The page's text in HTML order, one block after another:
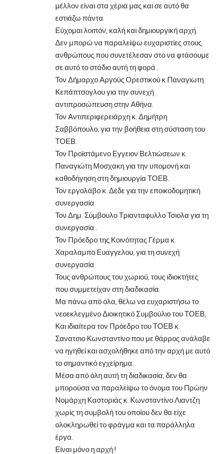
μέλλον είναι στα χέρια μας και σε αυτό θα
εστιάζω πάντα.
Εύχομαι λοιπόν, καλή και δημιουργική αρχή.
Δεν μπορώ να παραλείψω ευχαριστίες στους
ανθρώπους που συνετέλεσαν στο να φτάσουμε
σε αυτό το στάδιο αυτή τη φορά .
Τον Δήμαρχο Αργούς Ορεστικού κ.Παναγιωτη
Κεπάπτσογλου για την συνεχή
αντιπροσώπευση στην Αθήνα.
Τον Αντιπεριφερειάρχη κ. Δημήτρη
Σαββόπουλο, για την βοήθεια στη σύσταση του
ΤΟΕΒ.
Τον Προϊστάμενο Εγγειον Βελτιώσεων κ.
Παναγιώτη Μοσχακη για την υπομονή και
καθοδήγηση στη δημιουργία ΤΟΕΒ.
Τον εργολάβο κ. Δέδε για την εποικοδομητική
συνεργασία.
Τον Δημ. Σύμβουλο Τριανταφυλλο Τσιολα για τη
συνεργασία .
Τον Πρόεδρο της Κοινότητας Γέρμα κ.
Χαραλαμπο Ευαγγελου, για τη συνεχή
συνεργασία.
Τους ανθρώπους του χωριού, τους ιδιοκτήτες
που συμμετείχαν στη διαδικασία.
Μα πάνω από όλα, θέλω να ευχαριστήσω το
νεοεκλεγμένο Διοικητικό Συμβούλιο του ΤΟΕΒ,
Και ιδιαίτερα τον Πρόεδρο του ΤΟΕΒ κ.
Σανατσιο Κωνσταντίνο που με θάρρος ανάλαβε
να ηγηθεί και ασχολήθηκε από την αρχή με αυτό
το σημαντικό εγχείρημα.
Μέσα από όλη αυτή τη διαδικασία, δεν θα
μπορούσα να παραλείψω το όνομα του Πρώην
Νομάρχη Καστοριάς κ. Κωνσταντίνο Λιαντζη
χωρίς τη συμβολή του οποίου δεν θα είχε
ολοκληρωθεί το φράγμα και τα παράλληλα
έργα.
Είναι μόνο η αρχή !